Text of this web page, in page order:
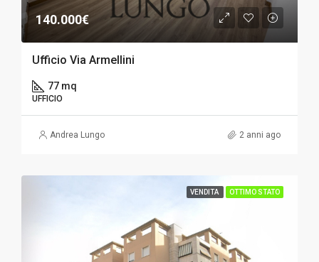
140.000€
Ufficio Via Armellini
77 mq
UFFICIO
Andrea Lungo 2 anni ago
VENDITA OTTIMO STATO